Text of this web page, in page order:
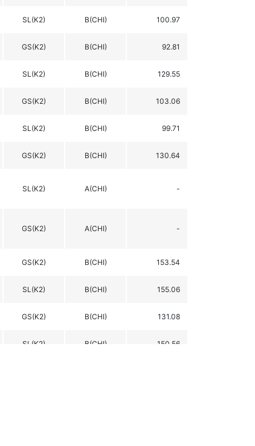
SL(K2) B(CHI) 100.97
GS(K2) B(CHI) 92.81
SL(K2) B(CHI) 129.55
GS(K2) B(CHI) 103.06
SL(K2) B(CHI) 99.71
GS(K2) B(CHI) 130.64
SL(K2) A(CHI) -
GS(K2) A(CHI) -
GS(K2) B(CHI) 153.54
SL(K2) B(CHI) 155.06
GS(K2) B(CHI) 131.08
SL(K2) B(CHI) 150.56